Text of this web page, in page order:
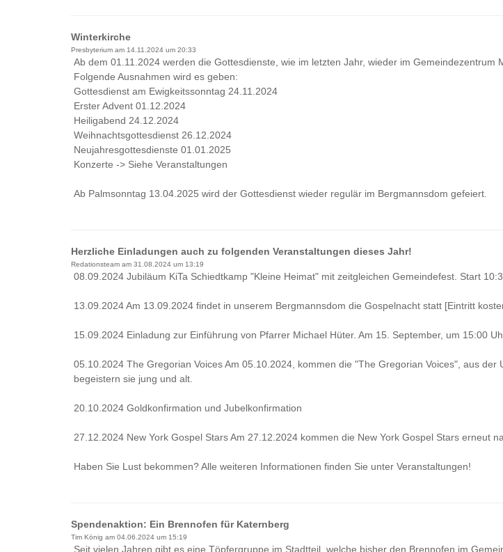
Winterkirche
Presbyterium am 14.11.2024 um 20:33
Ab dem 01.11.2024 werden die Gottesdienste, wie im letzten Jahr, wieder im Gemeindezentrum
Folgende Ausnahmen wird es geben:
Gottesdienst am Ewigkeitssonntag 24.11.2024
Erster Advent 01.12.2024
Heiligabend 24.12.2024
Weihnachtsgottesdienst 26.12.2024
Neujahresgottesdienste 01.01.2025
Konzerte -> Siehe Veranstaltungen
Ab Palmsonntag 13.04.2025 wird der Gottesdienst wieder regulär im Bergmannsdom gefeiert.
Herzliche Einladungen auch zu folgenden Veranstaltungen dieses Jahr!
Redationsteam am 31.08.2024 um 13:19
08.09.2024 Jubiläum KiTa Schiedtkamp "Kleine Heimat" mit zeitgleichen Gemeindefest. Start
13.09.2024 Am 13.09.2024 findet in unserem Bergmannsdom die Gospelnacht statt [Eintritt
15.09.2024 Einladung zur Einführung von Pfarrer Michael Hüter. Am 15. September, um 15:00
05.10.2024 The Gregorian Voices Am 05.10.2024, kommen die "The Gregorian Voices", aus
begeistern sie jung und alt.
20.10.2024 Goldkonfirmation und Jubelkonfirmation
27.12.2024 New York Gospel Stars Am 27.12.2024 kommen die New York Gospel Stars erneut
Haben Sie Lust bekommen? Alle weiteren Informationen finden Sie unter Veranstaltungen!
Spendenaktion: Ein Brennofen für Katernberg
Tim König am 04.06.2024 um 15:19
Seit vielen Jahren gibt es eine Töpfergruppe im Stadtteil, welche bisher den Brennofen im